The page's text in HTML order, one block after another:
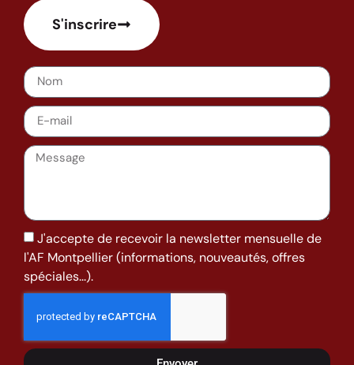
S'inscrire
J'accepte de recevoir la newsletter mensuelle de
l'AF Montpellier (informations, nouveautés, offres
spéciales...).